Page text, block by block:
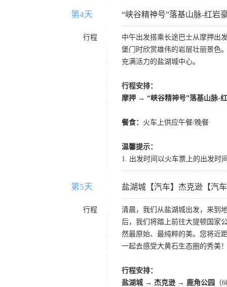
第4天 “峡谷精神号”落基山脉-红岩
行程
中午出发搭乘长途巴士从摩押出
堡门时欣赏雄伟的岩层壮丽景色
充满活力的盐湖城中心。
行程安排：
摩押 → “峡谷精神号”落基山脉-
餐食： 火车上供应午餐/晚餐
温馨提示：
1. 出发时间以火车票上的出发时
第5天 盐湖城【汽车】杰克逊【汽
行程
清晨，我们从盐湖城出发，来到
后，我们将踏上前往大提顿国家
然最原始、最纯粹的美。您将近
一起去感受大黄石生态圈的秀美
行程安排：
盐湖城 → 杰克逊 → 鹿角公园